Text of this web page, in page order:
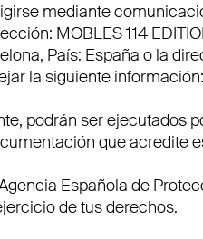
mediante
MOBLES 114
País: España o la
la siguiente
podrán ser ejecutados
que acredite
Española de
de tus derechos.